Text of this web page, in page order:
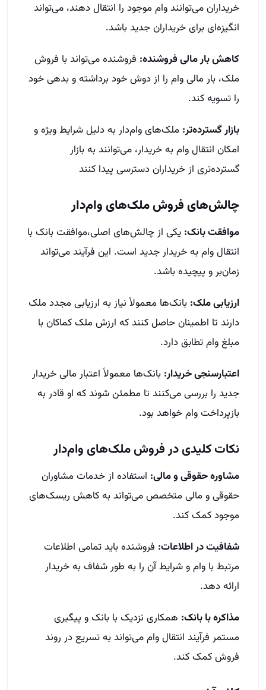
خریداران می‌توانند وام موجود را انتقال دهند، می‌تواند
انگیزه‌ای برای خریداران جدید باشد.
کاهش بار مالی فروشنده: فروشنده می‌تواند با فروش
ملک، بار مالی وام را از دوش خود برداشته و بدهی خود
را تسویه کند.
بازار گسترده‌تر: ملک‌های وام‌دار به دلیل شرایط ویژه و
امکان انتقال وام به خریدار، می‌توانند به بازار
گسترده‌تری از خریداران دسترسی پیدا کنند
چالش‌های فروش ملک‌های وام‌دار
موافقت بانک: یکی از چالش‌های اصلی،موافقت بانک با
انتقال وام به خریدار جدید است. این فرآیند می‌تواند
زمان‌بر و پیچیده باشد.
ارزیابی ملک: بانک‌ها معمولاً نیاز به ارزیابی مجدد ملک
دارند تا اطمینان حاصل کنند که ارزش ملک کماکان با
مبلغ وام تطابق دارد.
اعتبارسنجی خریدار: بانک‌ها معمولاً اعتبار مالی خریدار
جدید را بررسی می‌کنند تا مطمئن شوند که او قادر به
بازپرداخت وام خواهد بود.
نکات کلیدی در فروش ملک‌های وام‌دار
مشاوره حقوقی و مالی: استفاده از خدمات مشاوران
حقوقی و مالی متخصص می‌تواند به کاهش ریسک‌های
موجود کمک کند.
شفافیت در اطلاعات: فروشنده باید تمامی اطلاعات
مرتبط با وام و شرایط آن را به طور شفاف به خریدار
ارائه دهد.
مذاکره با بانک: همکاری نزدیک با بانک و پیگیری
مستمر فرآیند انتقال وام می‌تواند به تسریع در روند
فروش کمک کند.